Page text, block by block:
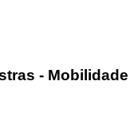
- Mobilidade